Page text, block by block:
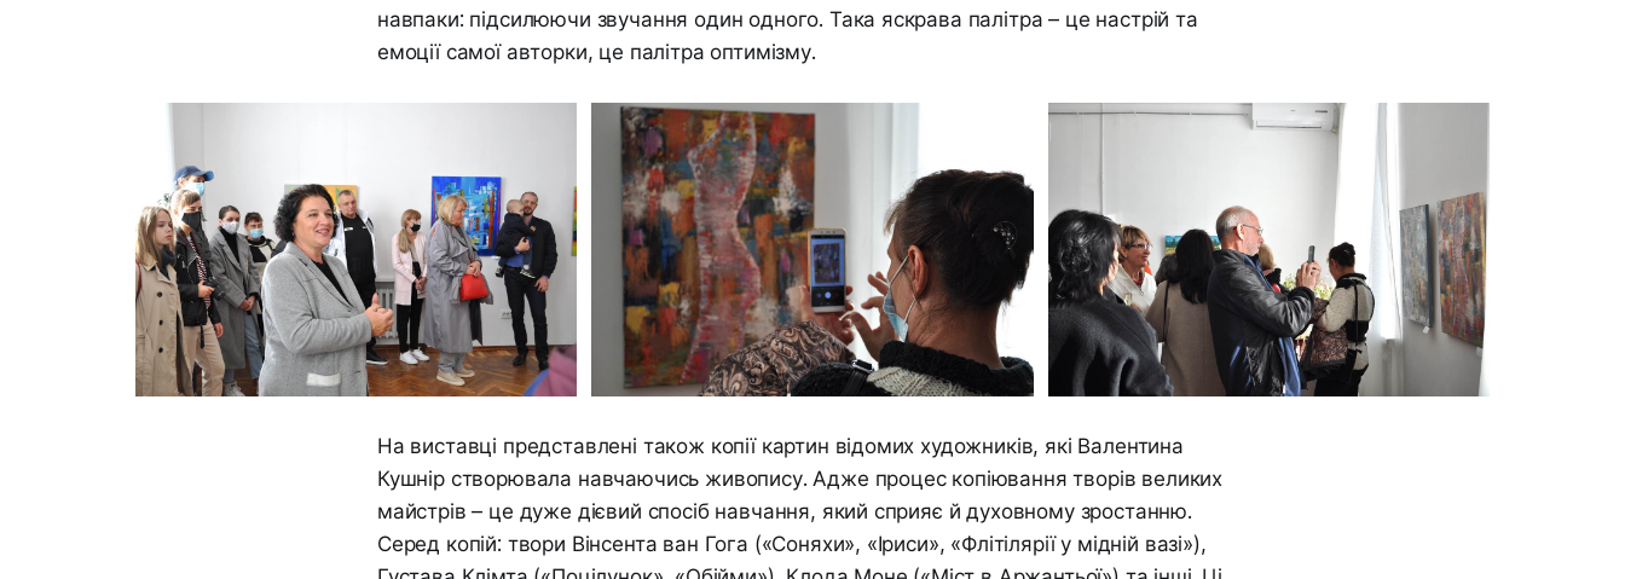
навпаки: підсилюючи звучання один одного. Така яскрава палітра – це настрій та
емоції самої авторки, це палітра оптимізму.
На виставці представлені також копії картин відомих художників, які Валентина
Кушнір створювала навчаючись живопису. Адже процес копіювання творів великих
майстрів – це дуже дієвий спосіб навчання, який сприяє й духовному зростанню.
Серед копій: твори Вінсента ван Гога («Соняхи», «Іриси», «Флітілярії у мідній вазі»),